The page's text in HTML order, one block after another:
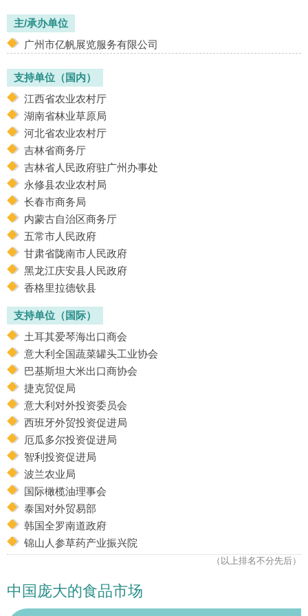
主/承办单位
广州市亿帆展览服务有限公司
支持单位（国内）
江西省农业农村厅
湖南省林业草原局
河北省农业农村厅
吉林省商务厅
吉林省人民政府驻广州办事处
永修县农业农村局
长春市商务局
内蒙古自治区商务厅
五常市人民政府
甘肃省陇南市人民政府
黑龙江庆安县人民政府
香格里拉德钦县
支持单位（国际）
土耳其爱琴海出口商会
意大利全国蔬菜罐头工业协会
巴基斯坦大米出口商协会
捷克贸促局
意大利对外投资委员会
西班牙外贸投资促进局
厄瓜多尔投资促进局
智利投资促进局
波兰农业局
国际橄榄油理事会
泰国对外贸易部
韩国全罗南道政府
锦山人参草药产业振兴院
（以上排名不分先后）
中国庞大的食品市场